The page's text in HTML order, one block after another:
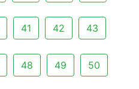
41 42 43
48 49 50